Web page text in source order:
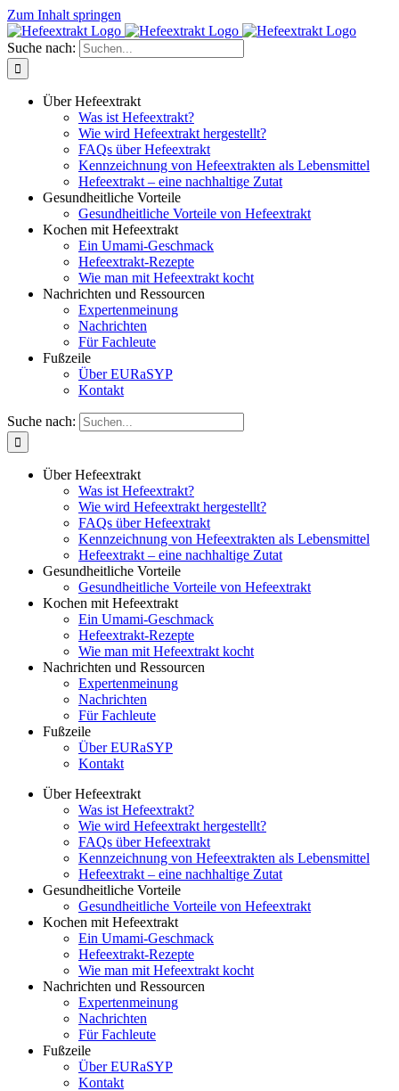
Zum Inhalt springen
Suche nach:
Über Hefeextrakt
Was ist Hefeextrakt?
Wie wird Hefeextrakt hergestellt?
FAQs über Hefeextrakt
Kennzeichnung von Hefeextrakten als Lebensmittel
Hefeextrakt – eine nachhaltige Zutat
Gesundheitliche Vorteile
Gesundheitliche Vorteile von Hefeextrakt
Kochen mit Hefeextrakt
Ein Umami-Geschmack
Hefeextrakt-Rezepte
Wie man mit Hefeextrakt kocht
Nachrichten und Ressourcen
Expertenmeinung
Nachrichten
Für Fachleute
Fußzeile
Über EURaSYP
Kontakt
Suche nach:
Über Hefeextrakt
Was ist Hefeextrakt?
Wie wird Hefeextrakt hergestellt?
FAQs über Hefeextrakt
Kennzeichnung von Hefeextrakten als Lebensmittel
Hefeextrakt – eine nachhaltige Zutat
Gesundheitliche Vorteile
Gesundheitliche Vorteile von Hefeextrakt
Kochen mit Hefeextrakt
Ein Umami-Geschmack
Hefeextrakt-Rezepte
Wie man mit Hefeextrakt kocht
Nachrichten und Ressourcen
Expertenmeinung
Nachrichten
Für Fachleute
Fußzeile
Über EURaSYP
Kontakt
Über Hefeextrakt
Was ist Hefeextrakt?
Wie wird Hefeextrakt hergestellt?
FAQs über Hefeextrakt
Kennzeichnung von Hefeextrakten als Lebensmittel
Hefeextrakt – eine nachhaltige Zutat
Gesundheitliche Vorteile
Gesundheitliche Vorteile von Hefeextrakt
Kochen mit Hefeextrakt
Ein Umami-Geschmack
Hefeextrakt-Rezepte
Wie man mit Hefeextrakt kocht
Nachrichten und Ressourcen
Expertenmeinung
Nachrichten
Für Fachleute
Fußzeile
Über EURaSYP
Kontakt